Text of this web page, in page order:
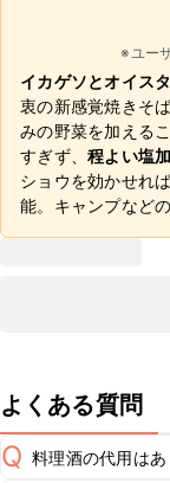
※ユー
イカゲソとオイス
衷の新感覚焼きそ
みの野菜を加える
すぎず、 程よい塩
ショウを効かせれ
能。キャンプなど
よくある質問
Q 料理酒の代用はあ